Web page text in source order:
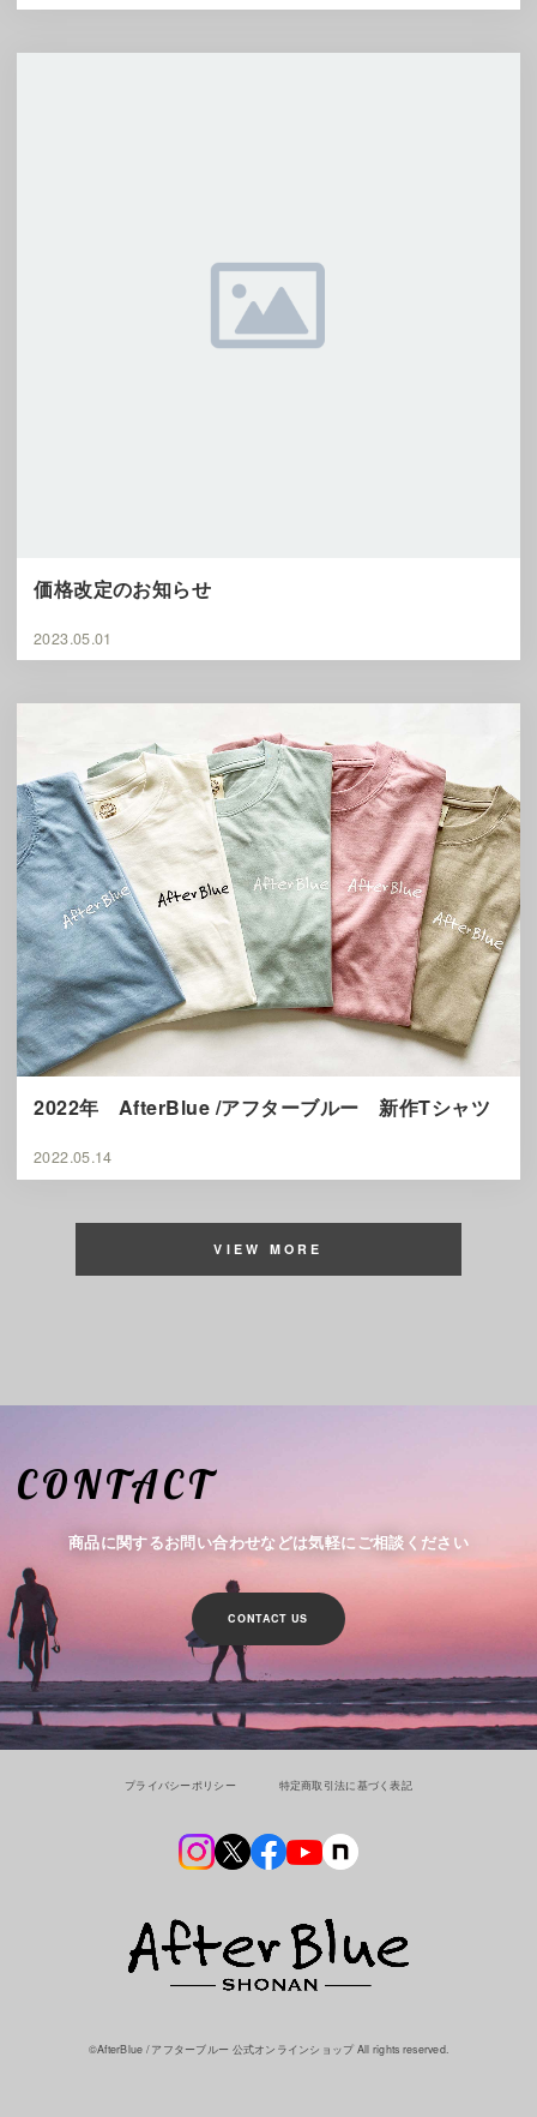
価格改定のお知らせ
2023.05.01
2022年 AfterBlue /アフターブルー 新作Tシャツ
2022.05.14
VIEW MORE
CONTACT
商品に関するお問い合わせなどは気軽にご相談ください
CONTACT US
プライバシーポリシー 特定商取引法に基づく表記
©︎AfterBlue / アフターブルー 公式オンラインショップ All rights reserved.